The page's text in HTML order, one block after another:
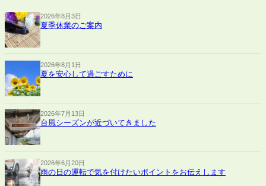
2026年8月3日
夏季休業のご案内
2026年8月1日
夏を安心して過ごすために
2026年7月13日
台風シーズンが近づいてきました
2026年6月20日
雨の日の運転で気を付けたいポイントをお伝えします